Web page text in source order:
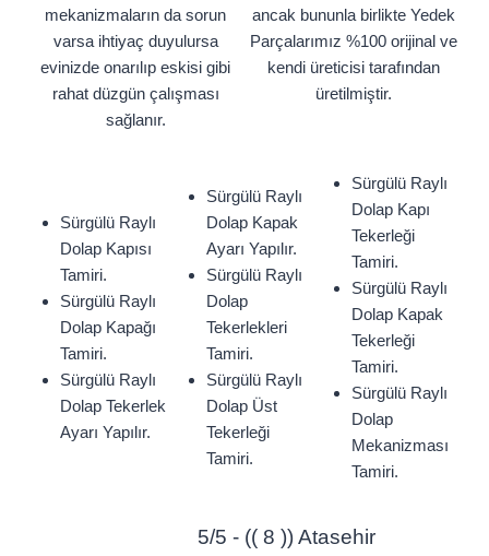
mekanizmaların da sorun
varsa ihtiyaç duyulursa
evinizde onarılıp eskisi gibi
rahat düzgün çalışması
sağlanır.
ancak bununla birlikte Yedek
Parçalarımız %100 orijinal ve
kendi üreticisi tarafından
üretilmiştir.
Sürgülü Raylı
Dolap Kapısı
Tamiri.
Sürgülü Raylı
Dolap Kapağı
Tamiri.
Sürgülü Raylı
Dolap Tekerlek
Ayarı Yapılır.
Sürgülü Raylı
Dolap Kapak
Ayarı Yapılır.
Sürgülü Raylı
Dolap
Tekerlekleri
Tamiri.
Sürgülü Raylı
Dolap Üst
Tekerleği
Tamiri.
Sürgülü Raylı
Dolap Kapı
Tekerleği
Tamiri.
Sürgülü Raylı
Dolap Kapak
Tekerleği
Tamiri.
Sürgülü Raylı
Dolap
Mekanizması
Tamiri.
5/5 - (( 8 )) Atasehir